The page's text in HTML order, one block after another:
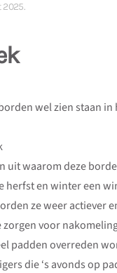
2025.
wel zien staan
uit waarom deze
herfst en winter een
ze weer actiever
voor
padden overreden
die ‘s avonds op